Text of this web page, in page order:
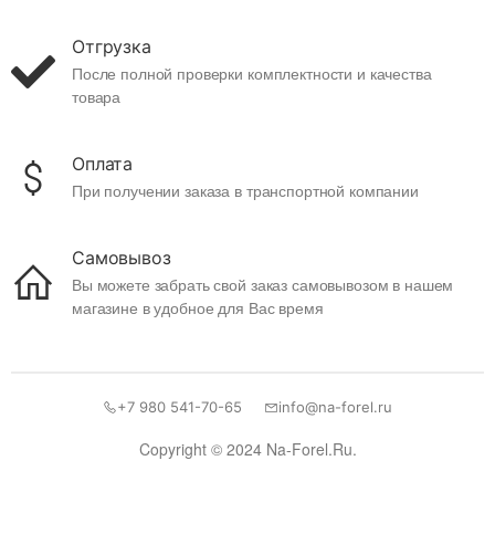
Отгрузка
После полной проверки комплектности и качества
товара
Оплата
При получении заказа в транспортной компании
Самовывоз
Вы можете забрать свой заказ самовывозом в нашем
магазине в удобное для Вас время
Copyright © 2024 Na-Forel.Ru.
+7 980 541-70-65 info@na-forel.ru